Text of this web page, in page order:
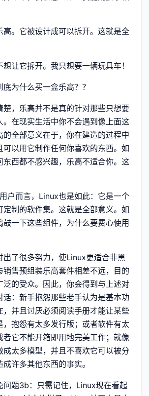
高。它被设计成可以拆开。这就是全
让它拆开。我只想要一辆玩具车！
为什么买一盒乐高？？
楚，乐高并不是真的针对那些只想要
。在现实生活中你不会遇到像上面这
的全部意义在于，你在建造的过程中
可以用它制作任何你喜欢的东西。如
东西都不感兴趣，乐高不适合你。这
户而言，Linux也是如此：它是一个
定制的软件集。这就是全部意义。如
鼓一下这些组件，为什么要费心使用
出了很多努力，使Linux更适合非黑
销售预组装乐高套件相差不远，目的
泛的受众。因此，你会得到与上述对
话：新手抱怨那些老手认为是基本功
，并且讨厌必须阅读手册才能让某些
，抱怨有太多发行版；或者软件有太
者它不能开箱即用地完美工作；就像
成太多模型，并且不喜欢它可以被分
许多其他东西的事实。
问题3b：只需记住，Linux现在看起